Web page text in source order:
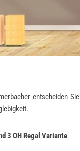
entscheiden
3 OH Regal Variante